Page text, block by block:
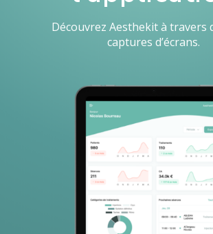
Découvrez Aesthekit à travers
captures d’écrans.